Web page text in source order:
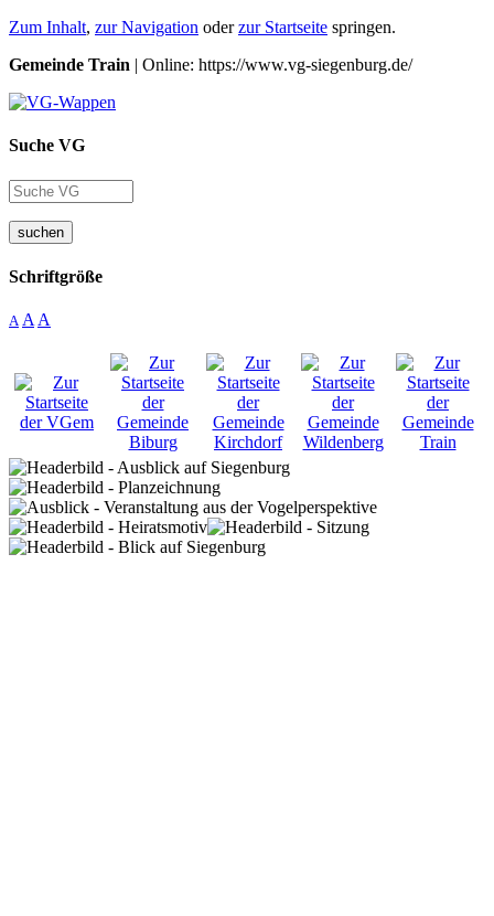
Zum Inhalt, zur Navigation oderzur Startseite springen.
Gemeinde Train | Online: https://www.vg-siegenburg.de/
Suche VG
suchen
Schriftgröße
A A A